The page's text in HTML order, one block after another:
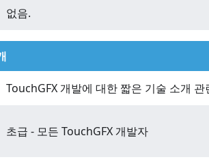
없음.
TouchGFX 개발에 대한 짧은 기술 소개
초급 - 모든 TouchGFX 개발자